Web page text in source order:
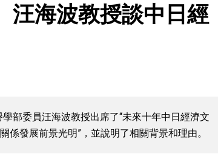
東京
汪海波教授談中日經
部委員汪海波教授出席了“未來十年中日經濟文
係發展前景光明”，並說明了相關背景和理由。